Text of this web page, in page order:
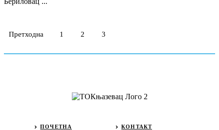
Претходна 1 2 3
ПОЧЕТНА
КОНТАКТ